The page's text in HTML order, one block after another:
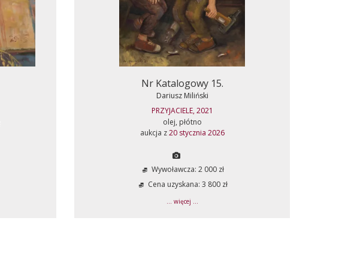
Nr Katalogowy 15.
Dariusz Miliński
PRZYJACIELE, 2021
olej, płótno
aukcja z20 stycznia 2026
Wywoławcza: 2 000 zł
Cena uzyskana: 3 800 zł
... więcej ...